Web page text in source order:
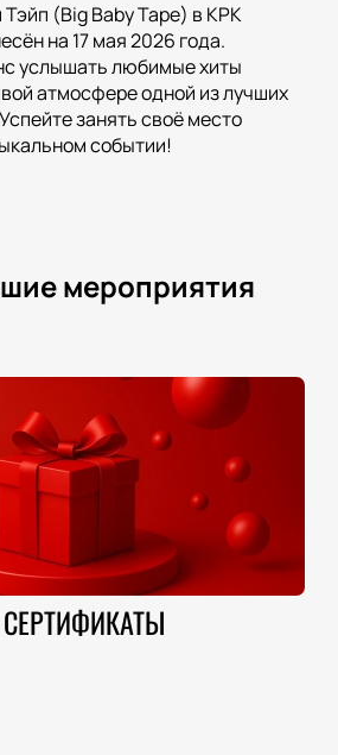
(Big Baby Tape) в КРК
на 17 мая 2026 года.
услышать любимые хиты
атмосфере одной из лучших
занять своё место
событии!
мероприятия